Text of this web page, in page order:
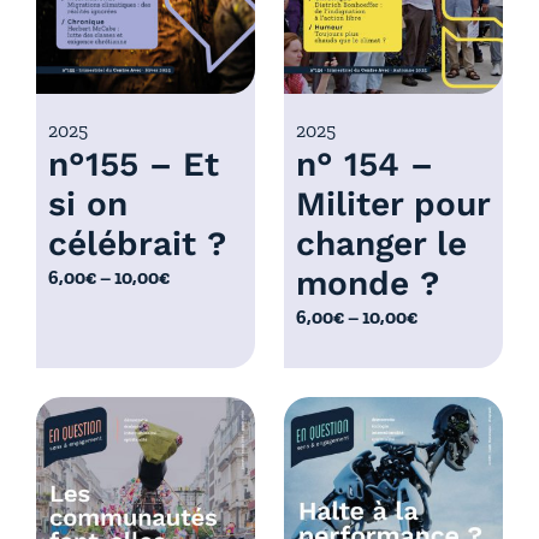
0
0
à
1
0
,
0
0
:
6
,
0
0
à
1
,
0
n°155 – Et
si on
célébrait ?
2025
6,00€–10,00€
P
g
e
d
e
p
r
n° 154 –
Militer pour
changer le
monde ?
2025
6,00€–10,00€
P
a
g
e
d
p